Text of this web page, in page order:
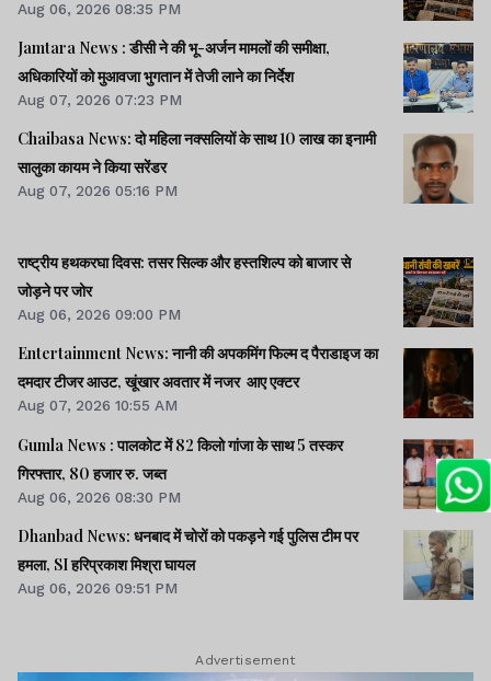
Aug 06, 2026 08:35 PM
Jamtara News : डीसी ने की भू-अर्जन मामलों की समीक्षा,
अधिकारियों को मुआवजा भुगतान में तेजी लाने का निर्देश
Aug 07, 2026 07:23 PM
Chaibasa News: दो महिला नक्सलियों के साथ 10 लाख का इनामी
सालुका कायम ने किया सरेंडर
Aug 07, 2026 05:16 PM
राष्ट्रीय हथकरघा दिवस: तसर सिल्क और हस्तशिल्प को बाजार से
जोड़ने पर जोर
Aug 06, 2026 09:00 PM
Entertainment News: नानी की अपकमिंग फिल्म द पैराडाइज का
दमदार टीजर आउट, खूंखार अवतार में नजर आए एक्टर
Aug 07, 2026 10:55 AM
Gumla News : पालकोट में 82 किलो गांजा के साथ 5 तस्कर
गिरफ्तार, 80 हजार रु. जब्त
Aug 06, 2026 08:30 PM
Dhanbad News: धनबाद में चोरों को पकड़ने गई पुलिस टीम पर
हमला, SI हरिप्रकाश मिश्रा घायल
Aug 06, 2026 09:51 PM
Advertisement